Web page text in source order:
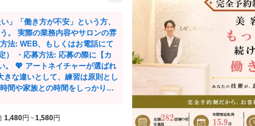
」「働き方が不安」という方、
法: WEB、もしくはお電話にて
） ・応募方法: 応募の際に【カ
れ
な違いとして、練習は原則とし
間や家族との時間をしっかり確
にて「育児支援部門大賞」
1,480円 ~1,580円